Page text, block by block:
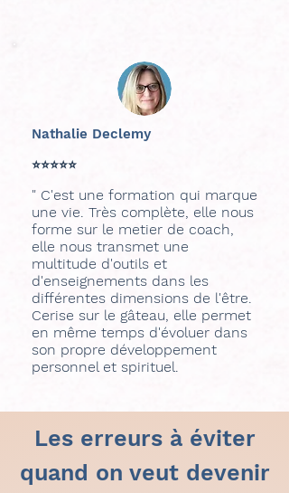
Nathalie Declemy
⭐⭐⭐⭐⭐
" C'est une formation qui marque
une vie. Très complète, elle nous
forme sur le metier de coach,
elle nous transmet une
multitude d'outils et
d'enseignements dans les
différentes dimensions de l'être.
Cerise sur le gâteau, elle permet
en même temps d'évoluer dans
son propre développement
personnel et spirituel.
Les erreurs à éviter
quand on veut devenir